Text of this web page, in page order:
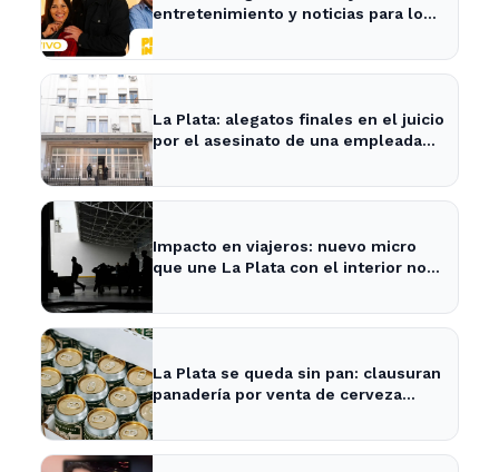
entretenimiento y noticias para los
La Plata: alegatos finales en el juicio
por el asesinato de una empleada
Impacto en viajeros: nuevo micro
que une La Plata con el interior no
La Plata se queda sin pan: clausuran
panadería por venta de cerveza